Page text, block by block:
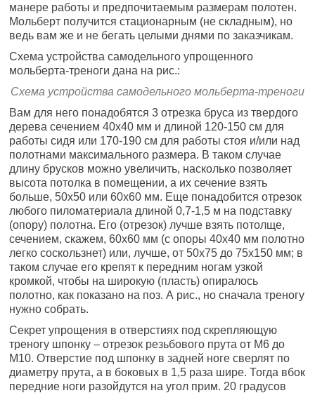
манере работы и предпочитаемым размерам полотен.
Мольберт получится стационарным (не складным), но
ведь вам же и не бегать целыми днями по заказчикам.
Схема устройства самодельного упрощенного
мольберта-треноги дана на рис.:
Схема устройства самодельного мольберта-треноги
Вам для него понадобятся 3 отрезка бруса из твердого
дерева сечением 40х40 мм и длиной 120-150 см для
работы сидя или 170-190 см для работы стоя и/или над
полотнами максимального размера. В таком случае
длину брусков можно увеличить, насколько позволяет
высота потолка в помещении, а их сечение взять
больше, 50х50 или 60х60 мм. Еще понадобится отрезок
любого пиломатериала длиной 0,7-1,5 м на подставку
(опору) полотна. Его (отрезок) лучше взять потолще,
сечением, скажем, 60х60 мм (с опоры 40х40 мм полотно
легко соскользнет) или, лучше, от 50х75 до 75х150 мм; в
таком случае его крепят к передним ногам узкой
кромкой, чтобы на широкую (пласть) опиралось
полотно, как показано на поз. А рис., но сначала треногу
нужно собрать.
Секрет упрощения в отверстиях под скрепляющую
треногу шпонку – отрезок резьбового прута от М6 до
М10. Отверстие под шпонку в задней ноге сверлят по
диаметру прута, а в боковых в 1,5 раза шире. Тогда вбок
передние ноги разойдутся на угол прим. 20 градусов